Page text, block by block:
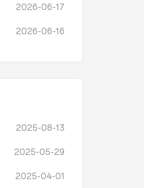
2026-06-17
2026-06-16
2025-08-13
2025-05-29
2025-04-01